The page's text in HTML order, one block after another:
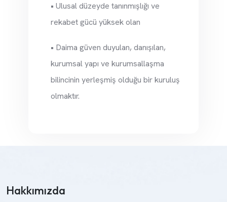
• Ulusal düzeyde tanınmışlığı ve
rekabet gücü yüksek olan
• Daima güven duyulan, danışılan,
kurumsal yapı ve kurumsallaşma
bilincinin yerleşmiş olduğu bir kuruluş
olmaktır.
Hakkımızda